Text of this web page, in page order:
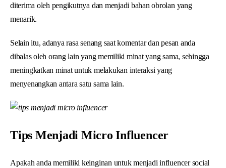
diterima oleh pengikutnya dan menjadi bahan obrolan yang
menarik.
Selain itu, adanya rasa senang saat komentar dan pesan anda
dibalas oleh orang lain yang memiliki minat yang sama, sehingga
meningkatkan minat untuk melakukan interaksi yang
menyenangkan antara satu sama lain.
Tips Menjadi Micro Influencer
Apakah anda memiliki keinginan untuk menjadi influencer social